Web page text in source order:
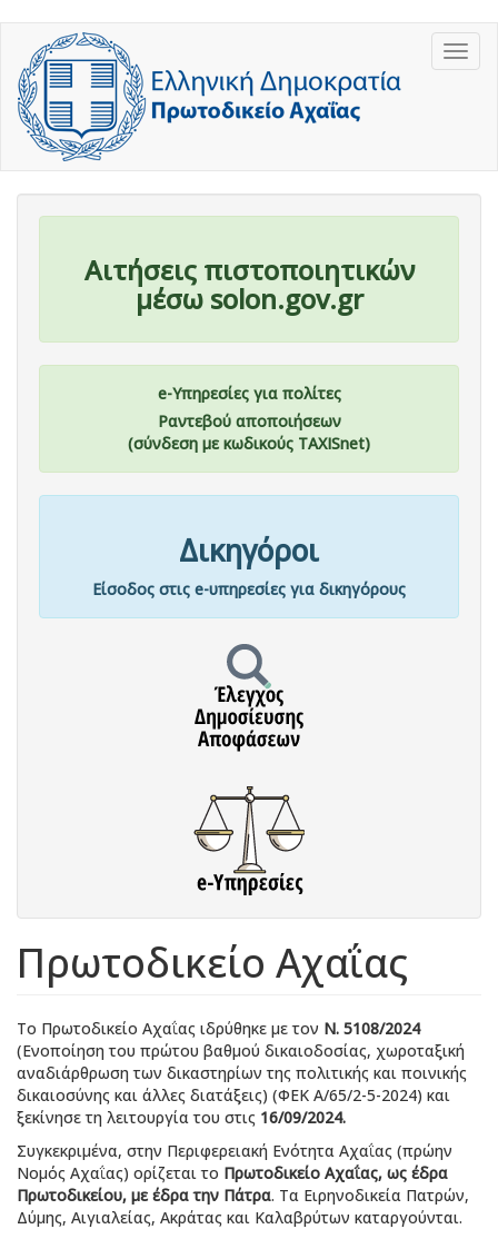
Παράκαμψη
προς
κυρίως
περιεχόμενο
Αιτήσεις πιστοποιητικών
μέσω solon.gov.gr
e-Υπηρεσίες για πολίτες
Ραντεβού αποποιήσεων
(σύνδεση με κωδικούς TAXISnet)
Δικηγόροι
Είσοδος στις e-υπηρεσίες για δικηγόρους
Πρωτοδικείο Αχαΐας
Το Πρωτοδικείο Αχαΐας ιδρύθηκε με τον Ν. 5108/2024
(Ενοποίηση του πρώτου βαθμού δικαιοδοσίας, χωροταξική
αναδιάρθρωση των δικαστηρίων της πολιτικής και ποινικής
δικαιοσύνης και άλλες διατάξεις) (ΦΕΚ Α/65/2-5-2024) και
ξεκίνησε τη λειτουργία του στις 16/09/2024.
Συγκεκριμένα, στην Περιφερειακή Ενότητα Αχαΐας (πρώην
Νομός Αχαΐας) ορίζεται το Πρωτοδικείο Αχαΐας, ως έδρα
Πρωτοδικείου, με έδρα την Πάτρα. Τα Ειρηνοδικεία Πατρών,
Δύμης, Αιγιαλείας, Ακράτας και Καλαβρύτων καταργούνται.